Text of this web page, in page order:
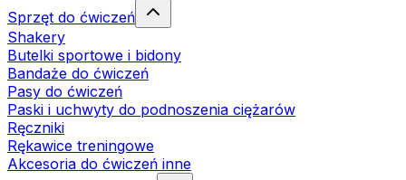
Sprzęt do ćwiczeń
Shakery
Butelki sportowe i bidony
Bandaże do ćwiczeń
Pasy do ćwiczeń
Paski i uchwyty do podnoszenia ciężarów
Ręczniki
Rękawice treningowe
Akcesoria do ćwiczeń inne